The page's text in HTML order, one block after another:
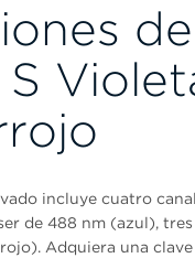
incluye cuatro
de 488 nm (azul),
Adquiera una